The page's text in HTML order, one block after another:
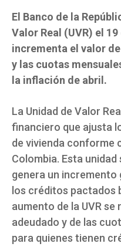
El Banco de la
Valor Real (UVR) el
incrementa el valor
y las cuotas
la inflación de abril.
La Unidad de Valor
financiero que ajusta
de vivienda conforme
Colombia. Esta
genera un incremento
los créditos pactados
aumento de la UVR
adeudado y de las
para quienes tienen